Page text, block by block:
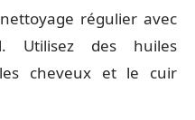
régulier avec
Utilisez des huiles
cheveux et le cuir